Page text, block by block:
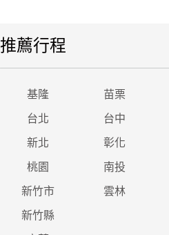
推薦行程
基隆 苗栗
台北 台中
新北 彰化
桃園 南投
新竹市 雲林
新竹縣